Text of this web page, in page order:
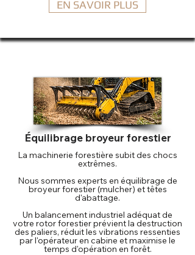
EN SAVOIR PLUS
Équilibrage broyeur forestier
La machinerie forestière subit des chocs
extrêmes.
Nous sommes experts en équilibrage de
broyeur forestier (mulcher) et têtes
d'abattage.
Un balancement industriel adéquat de
votre rotor forestier prévient la destruction
des paliers, réduit les vibrations ressenties
par l'opérateur en cabine et maximise le
temps d'opération en forêt.